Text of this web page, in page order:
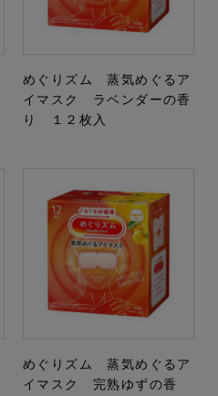
めぐりズム 蒸気めぐるア
イマスク ラベンダーの香
り １２枚入
めぐりズム 蒸気めぐるア
イマスク 完熟ゆずの香